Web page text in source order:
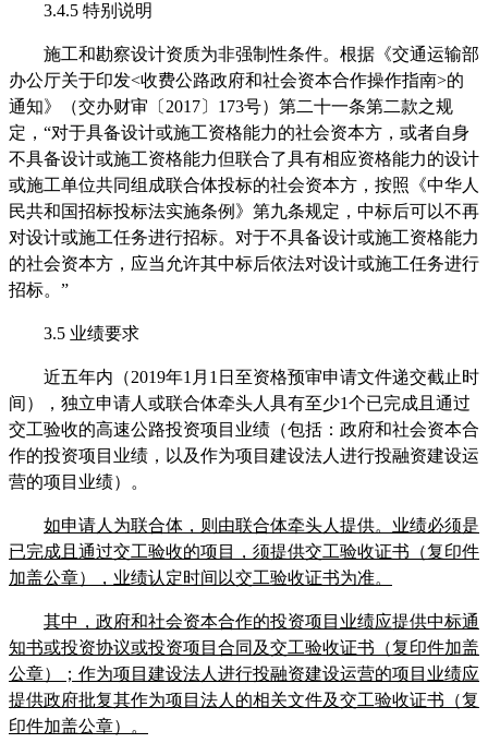
3.4.5 特别说明
施工和勘察设计资质为非强制性条件。根据《交通运输部
办公厅关于印发<收费公路政府和社会资本合作操作指南>的
通知》（交办财审〔2017〕173号）第二十一条第二款之规
定，“对于具备设计或施工资格能力的社会资本方，或者自身
不具备设计或施工资格能力但联合了具有相应资格能力的设计
或施工单位共同组成联合体投标的社会资本方，按照《中华人
民共和国招标投标法实施条例》第九条规定，中标后可以不再
对设计或施工任务进行招标。对于不具备设计或施工资格能力
的社会资本方，应当允许其中标后依法对设计或施工任务进行
招标。”
3.5 业绩要求
近五年内（2019年1月1日至资格预审申请文件递交截止时
间），独立申请人或联合体牵头人具有至少1个已完成且通过
交工验收的高速公路投资项目业绩（包括：政府和社会资本合
作的投资项目业绩，以及作为项目建设法人进行投融资建设运
营的项目业绩）。
如申请人 为联合体，则由联合体牵头人提供。业绩必须是
已完成且通过交工验收的项目，须提供交工验收证书（复印件
加盖公章），业绩认定时间以交工验收证书为准。
其中，政府和社会资本合作的投资项目业绩应提供中标通
知书或投资协议或投资项目合同及交工验收证书（复印件加盖
公章）；作为项目建设法人进行投融资建设运营的项目业绩应
提供政府批复其作为项目法人的相关文件及交工验收证书（复
印件加盖公章）
。